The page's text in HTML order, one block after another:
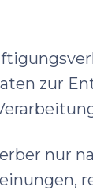
zur
nur